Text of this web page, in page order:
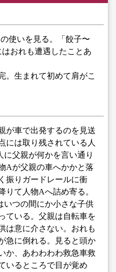
使いを見る。「餃子〜
おれも遭遇したことあ
。生まれて初めて肩がこ
が車で出発するのを見送
には取り残されている人
に父親が何かを言い通り
Aが父親の車へかかと落
振りガードレールに衝
りて人物Aへ詰め寄る。
いつの間にか小さな子供
ている。父親は自転車を
は意に介さない。おれも
急に倒れる。見ると頭か
か、あわわわわ救急車救
いるところで目が覚め